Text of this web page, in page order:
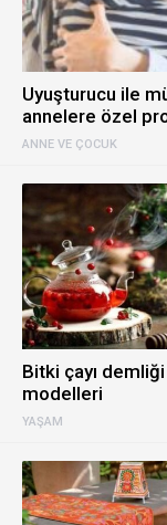
ANNE VE ÇOCUK
Uyuşturucu ile
annelere özel
YAŞAM
Bitki çayı
modelleri